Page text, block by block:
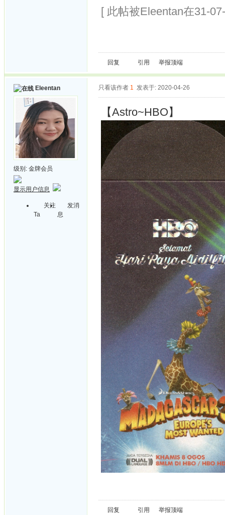
[ 此帖被Eleentan在31-
回复 引用 举报顶端
Eleentan
级别: 金牌会员
显示用户信息
关注
Ta
发消
息
只看该作者 1 发表于: 2020-04-26
【Astro~HBO】
回复 引用 举报顶端